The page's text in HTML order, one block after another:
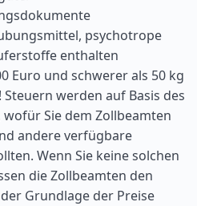
psychotrope
enthalten
Euro und schwerer als 50 kg
werden auf Basis des
Sie dem Zollbeamten
andere verfügbare
Wenn Sie keine solchen
die Zollbeamten den
Grundlage der Preise